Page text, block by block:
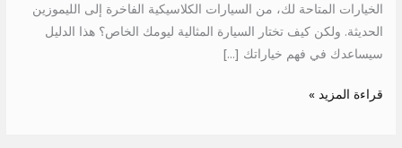
الخيارات المتاحة لك، من السيارات الكلاسيكية الفاخرة إلى الليموزين
الحديثة. ولكن كيف تختار السيارة المثالية ليومك الخاص؟ هذا الدليل
سيساعدك في فهم خياراتك […]
قراءة المزيد »